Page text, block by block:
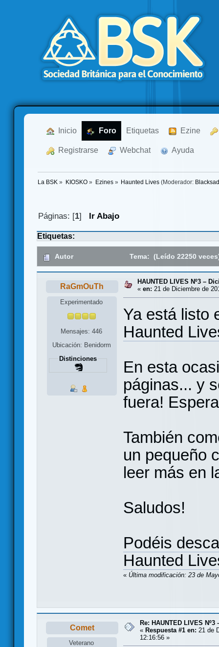
Inicio Foro Etiquetas Ezine
Registrarse Webchat Ayuda
La BSK » KIOSKO» Ezines» Haunted Lives (Moderador:
Páginas: [1] Ir Abajo
Etiquetas:
Autor Tema: (Leído 22250
RaGmOuTh
Experimentado
Mensajes: 446
Ubicación: Benidorm
Distinciones
HAUNTED LIVES Nº3 –
« en: 21 de Diciembre de
Ya está listo
Haunted
En esta
páginas... y
fuera!
También
un pequeño
leer más en
Saludos!
Podéis
Haunted
« Última modificación: 23 de
Comet
Veterano
Re: HAUNTED LIVES Nº3
« Respuesta #1 en: 21 de
12:16:56 »